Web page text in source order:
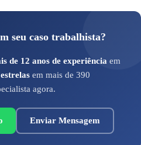
seu caso trabalhista?
de 12 anos de experiência em
em mais de 390
agora.
Enviar Mensagem